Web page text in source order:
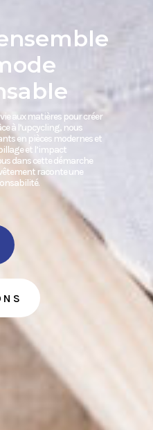
aux matières pour créer
à l’upcycling, nous
en pièces modernes et
et l’impact
dans cette démarche
raconte une